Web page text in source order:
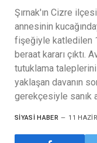
Şırnak'ın Cizre
annesinin
fişeğiyle katledilen
beraat kararı çıktı.
tutuklama
yaklaşan davanın
gerekçesiyle sanık
SIYASI HABER 11